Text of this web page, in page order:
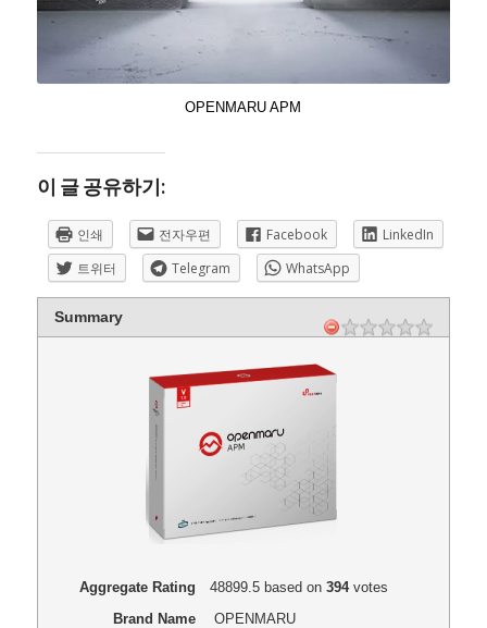
OPENMARU APM
이 글 공유하기:
인쇄 전자우편 Facebook
LinkedIn
트위터
Telegram WhatsApp
Summary
Aggregate Rating 48899.5based on 394votes
Brand Name
OPENMARU